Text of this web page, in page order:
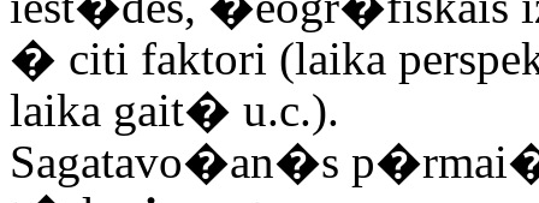
� citi faktori (laika
laika gait� u.c.).
Sagatavo�an�s